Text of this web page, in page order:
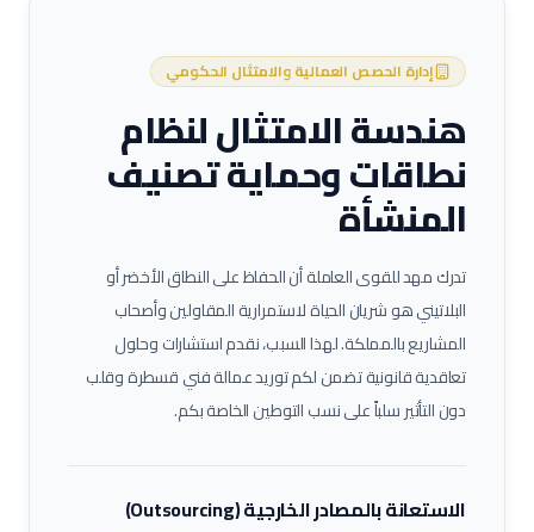
إدارة الحصص العمالية والامتثال الحكومي
هندسة الامتثال لنظام
نطاقات وحماية تصنيف
المنشأة
تدرك مهد للقوى العاملة أن الحفاظ على النطاق الأخضر أو
البلاتيني هو شريان الحياة لاستمرارية المقاولين وأصحاب
المشاريع بالمملكة. لهذا السبب، نقدم استشارات وحلول
تعاقدية قانونية تضمن لكم توريد عمالةفني قسطرة وقلب
دون التأثير سلباً على نسب التوطين الخاصة بكم.
الاستعانة بالمصادر الخارجية (Outsourcing)